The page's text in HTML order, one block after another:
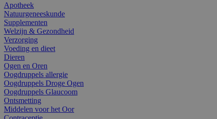
Apotheek
Natuurgeneeskunde
Supplementen
Welzijn & Gezondheid
Verzorging
Voeding en dieet
Dieren
Ogen en Oren
Oogdruppels allergie
Oogdruppels Droge Ogen
Oogdruppels Glaucoom
Ontsmetting
Middelen voor het Oor